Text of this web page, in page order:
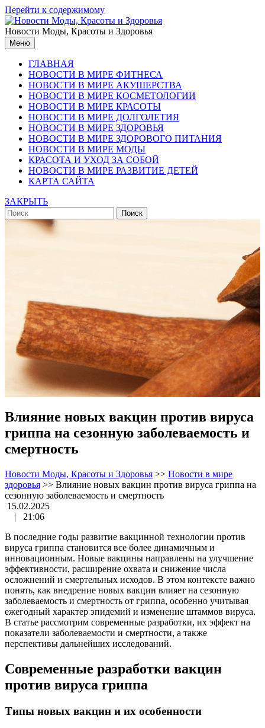
Перейти к содержимому
Новости Моды, Красоты и Здоровья
Меню
ГЛАВНАЯ
НОВОСТИ В МИРЕ ФИТНЕСА
НОВОСТИ В МИРЕ АКУШЕРСТВА
НОВОСТИ В МИРЕ КОСМЕТОЛОГИИ
НОВОСТИ В МИРЕ КРАСОТЫ
НОВОСТИ В МИРЕ ДОЛГОЛЕТИЯ
НОВОСТИ В МИРЕ ЗДОРОВЬЯ
НОВОСТИ В МИРЕ ЗДОРОВОГО ПИТАНИЯ
НОВОСТИ В МИРЕ МОДЫ
КРАСОТА И УХОД ЗА СОБОЙ
НОВОСТИ В МИРЕ РАЗВИТИЕ ДЕТЕЙ
КАРТА САЙТА
ЗАКРЫТЬ
Влияние новых вакцин против вируса
гриппа на сезонную заболеваемость и
смертность
Новости Моды, Красоты и Здоровья >> Новости в мире
здоровья >> Влияние новых вакцин против вируса гриппа на
сезонную заболеваемость и смертность
15.02.2025
|
21:06
В последние годы развитие вакцинной технологии против
вируса гриппа становится все более динамичным и
инновационным. Новые вакцины направлены на улучшение
эффективности, расширение охвата и снижение числа
осложнений и смертельных исходов. В этом контексте важно
понять, как внедрение новых вакцин влияет на сезонную
заболеваемость и смертность от гриппа, особенно учитывая
ежегодный характер эпидемий и изменение штаммов вируса.
В статье рассмотрим современные разработки, их эффект на
показатели заболеваемости и смертности, а также
перспективы дальнейших исследований.
Современные разработки вакцин
против вируса гриппа
Типы новых вакцин и их особенности